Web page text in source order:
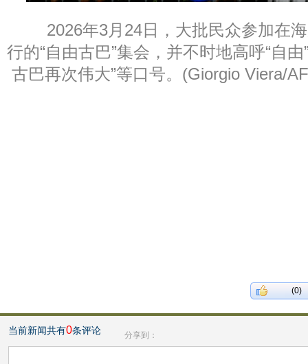
2026年3月24日，大批民众参加在
行的“自由古巴”集会，并不时地高呼“自由
古巴再次伟大”等口号。(Giorgio Viera/
(0)
当前新闻共有0条评论 分享到：